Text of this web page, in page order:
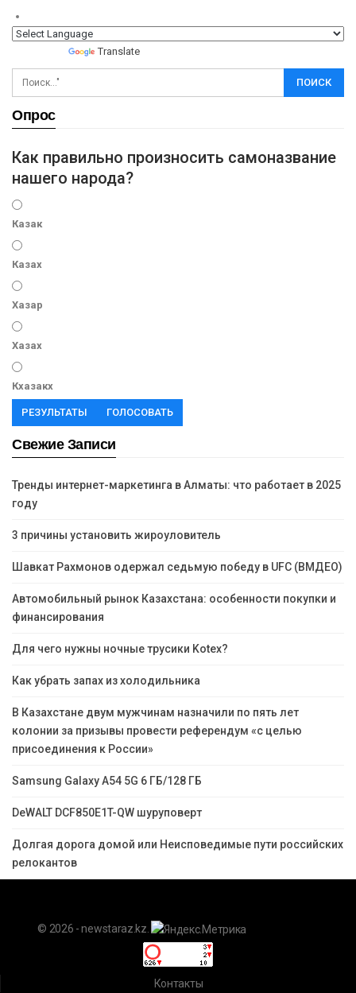
Translate
Опрос
Как правильно произносить самоназвание
нашего народа?
Казак
Казах
Хазар
Хазах
Кхазакх
РЕЗУЛЬТАТЫ ГОЛОСОВАТЬ
Свежие Записи
Тренды интернет-маркетинга в Алматы: что работает в 2025
году
3 причины установить жироуловитель
Шавкат Рахмонов одержал седьмую победу в UFC (ВМДЕО)
Автомобильный рынок Казахстана: особенности покупки и
финансирования
Для чего нужны ночные трусики Kotex?
Как убрать запах из холодильника
В Казахстане двум мужчинам назначили по пять лет
колонии за призывы провести референдум «с целью
присоединения к России»
Samsung Galaxy A54 5G 6 ГБ/128 ГБ
DeWALT DCF850E1T-QW шуруповерт
Долгая дорога домой или Неисповедимые пути российских
релокантов
© 2026 - newstaraz.kz.
Контакты